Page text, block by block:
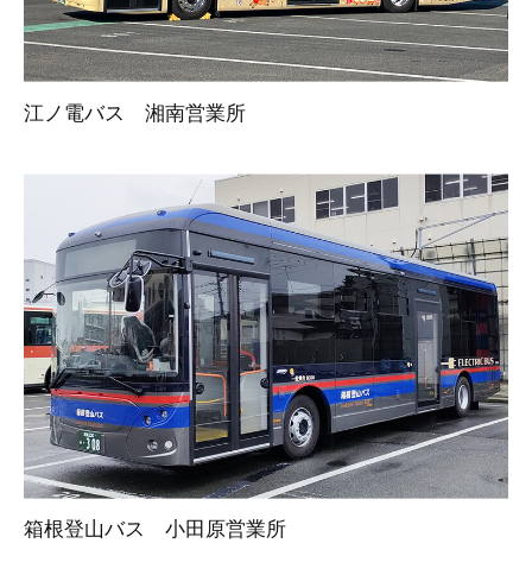
江ノ電バス 湘南営業所
箱根登山バス 小田原営業所